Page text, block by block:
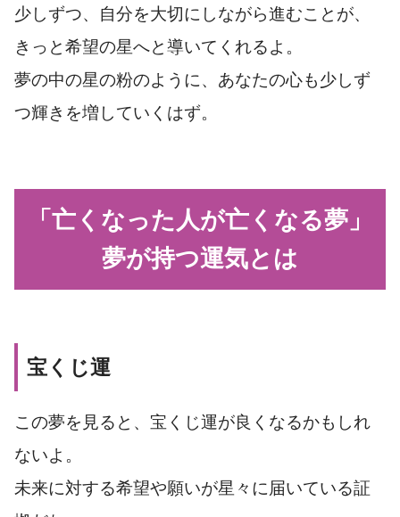
少しずつ、自分を大切にしながら進むことが、
きっと希望の星へと導いてくれるよ。
夢の中の星の粉のように、あなたの心も少しず
つ輝きを増していくはず。
「亡くなった人が亡くなる夢」
夢が持つ運気とは
宝くじ運
この夢を見ると、宝くじ運が良くなるかもしれ
ないよ。
未来に対する希望や願いが星々に届いている証